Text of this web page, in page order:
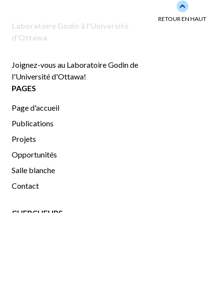
Laboratoire Godin à l'Université
d'Ottawa
Joignez-vous au Laboratoire Godin de
l'Université d'Ottawa!
PAGES
Page d'accueil
Publications
Projets
Opportunités
Salle blanche
Contact
CHERCHEURS
Back to
RETOUR EN HAUT